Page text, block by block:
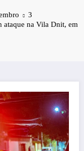
3
ataque na Vila Dnit, em